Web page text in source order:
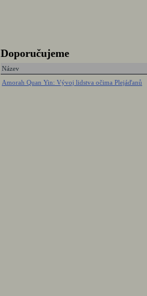
Doporučujeme
Název
Amorah Quan Yin: Vývoj lidstva očima Plejáďanů